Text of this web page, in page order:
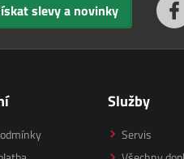
slevy a novinky
Služby
Servis